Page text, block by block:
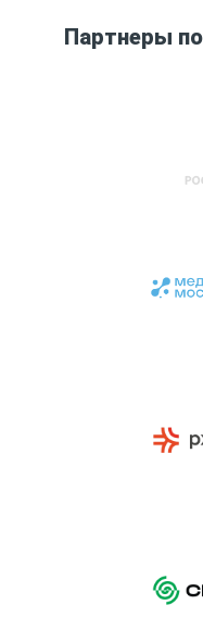
Партнеры